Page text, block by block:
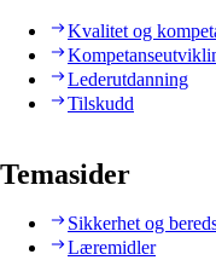
Kvalitet og
Lederutdanning
Tilskudd
Temasider
Sikkerhet og
Læremidler